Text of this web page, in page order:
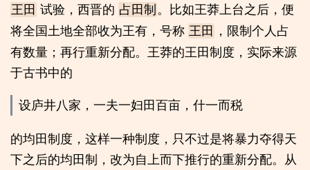
王田 试验，西晋的 占田制 。比如王莽上台之后，便
将全国土地全部收为王有，号称 王田
，限制个人占
有数量；再行重新分配。王莽的王田制度，实际来源
于古书中的
设庐井八家，一夫一妇田百亩，什一而税
的均田制度，这样一种制度，只不过是将暴力夺得天
下之后的均田制，改为自上而下推行的重新分配。从